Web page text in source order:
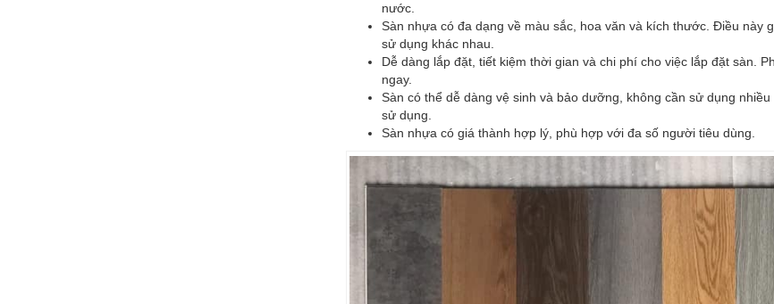
nước.
Sàn nhựa có đa dạng về màu sắc, hoa văn và kích thước. Điều này
sử dụng khác nhau.
Dễ dàng lắp đặt, tiết kiệm thời gian và chi phí cho việc lắp đặt sàn.
ngay.
Sàn có thể dễ dàng vệ sinh và bảo dưỡng, không cần sử dụng
sử dụng.
Sàn nhựa có giá thành hợp lý, phù hợp với đa số người tiêu dùng.